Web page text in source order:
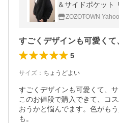
＆サイドポケット
ZOZOTOWN
5
サイズ ： ちょうどよい
すごくデザインも可愛くて、
このお値段で購入できて、コ
おうかと悩んでます。色がも
も。